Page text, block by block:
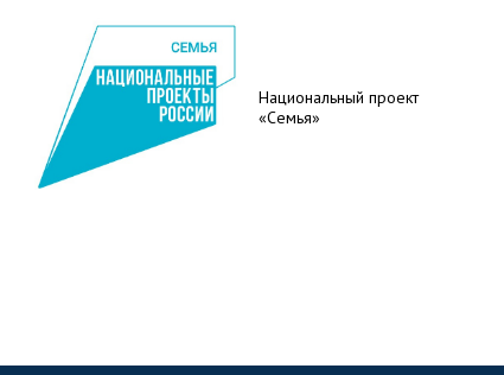
Национальный проект
«Семья»